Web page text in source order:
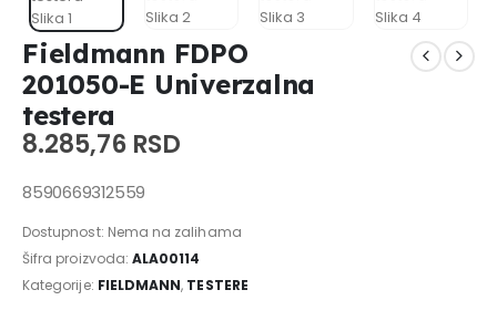
Fieldmann FDPO
201050-E Univerzalna
testera
8.285,76 RSD
8590669312559
Dostupnost: Nema na zalihama
Šifra proizvoda:ALA00114
Kategorije: FIELDMANN, TESTERE